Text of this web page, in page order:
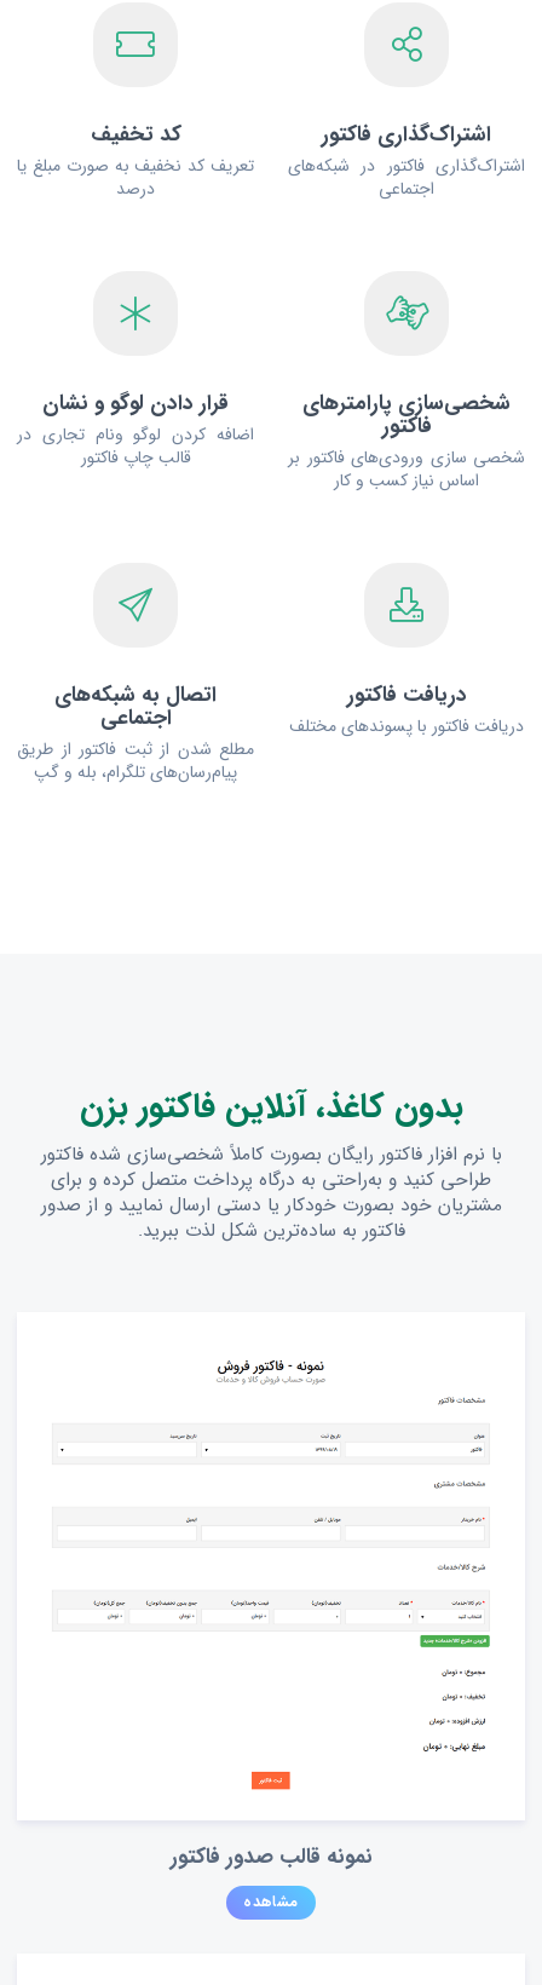
اشتراک‌گذاری فاکتور
اشتراک‌گذاری فاکتور در شبکه‌های
اجتماعی
کد تخفیف
تعریف کد نخفیف به صورت مبلغ یا
درصد
شخصی‌سازی پارامترهای
فاکتور
شخصی سازی ورودی‌های فاکتور بر
اساس نیاز کسب و کار
قرار دادن لوگو و نشان
اضافه کردن لوگو ونام تجاری در
قالب چاپ فاکتور
دریافت فاکتور
دریافت فاکتور با پسوندهای مختلف
اتصال به شبکه‌های
اجتماعی
مطلع شدن از ثبت فاکتور از طریق
پیام‌رسان‌های تلگرام، بله و گپ
بدون کاغذ، آنلاین فاکتور بزن
با نرم افزار فاکتور رایگان بصورت کاملاً شخصی‌سازی شده فاکتور
طراحی کنید و به‌راحتی به درگاه پرداخت متصل کرده و برای
مشتریان خود بصورت خودکار یا دستی ارسال نمایید و از صدور
فاکتور به ساده‌ترین شکل لذت ببرید.
نمونه قالب صدور فاکتور
مشاهده